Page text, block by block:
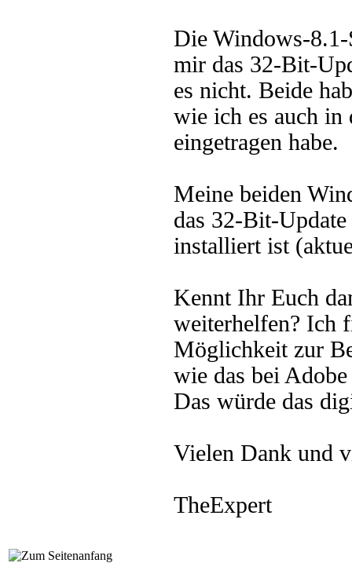
Die Windows-
mir das 32-Bit-
es nicht. Beide
wie ich es auch
eingetragen habe.
Meine beiden
das 32-Bit-
installiert ist
Kennt Ihr Euch
weiterhelfen? Ich
Möglichkeit zur
wie das bei
Das würde das
Vielen Dank und
TheExpert